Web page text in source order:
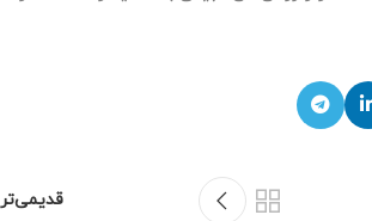
قدیمی‌تر